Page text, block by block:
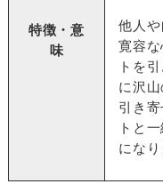
特徴・意
味
他人
寛容
トを
に沢
引き
トと
になり